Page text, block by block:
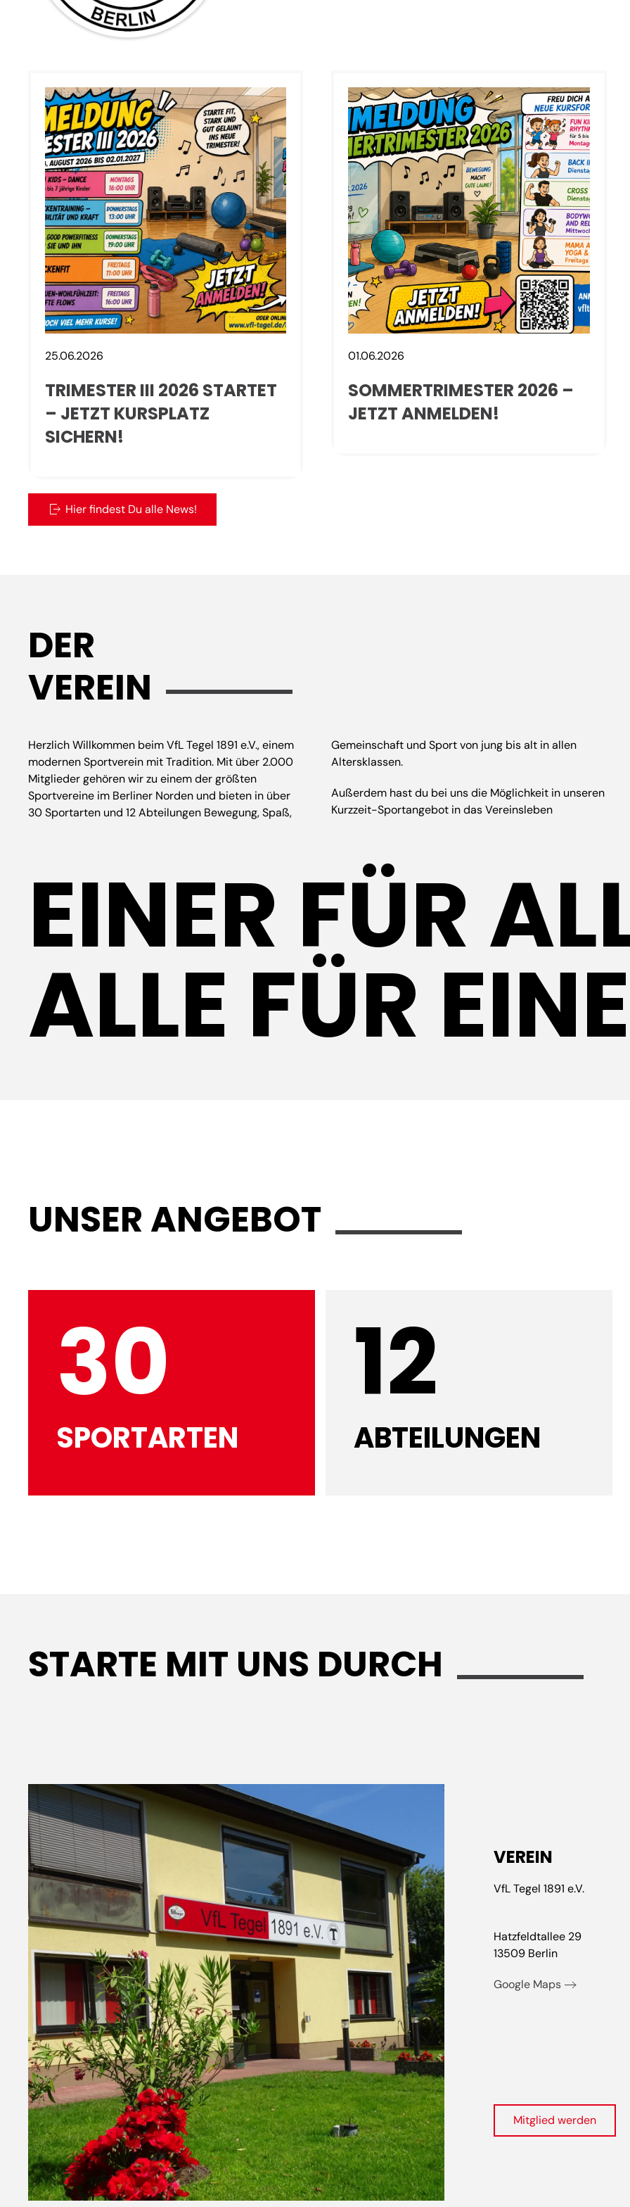
25.06.2026
TRIMESTER III 2026 STARTET
– JETZT KURSPLATZ
SICHERN!
01.06.2026
SOMMERTRIMESTER 2026 –
JETZT ANMELDEN!
Hier findest Du alle News!
DER
VEREIN
Herzlich Willkommen beim VfL Tegel 1891 e.V., einem
modernen Sportverein mit Tradition. Mit über 2.000
Mitglieder gehören wir zu einem der größten
Sportvereine im Berliner Norden und bieten in über
30 Sportarten und 12 Abteilungen Bewegung, Spaß,
Gemeinschaft und Sport von jung bis alt in allen
Altersklassen.
Außerdem hast du bei uns die Möglichkeit in unseren
Kurzzeit-Sportangebot in das Vereinsleben
EINER FÜR
ALLE FÜR
UNSER ANGEBOT
30
SPORTARTEN
12
ABTEILUNGEN
STARTE MIT UNS DURCH
VEREIN
VfL Tegel 1891 e.V.
Hatzfeldtallee 29
13509 Berlin
Google Maps
Mitglied werden